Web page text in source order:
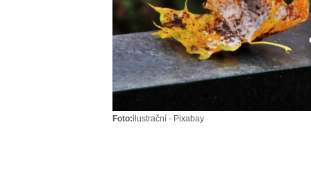
Foto:ilustrační - Pixabay